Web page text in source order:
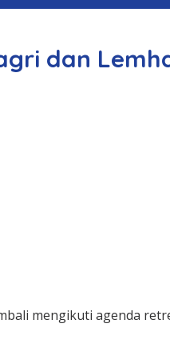
dan
mengikuti agenda